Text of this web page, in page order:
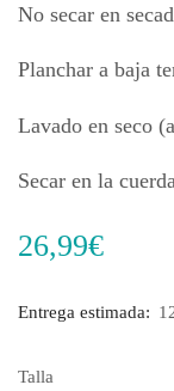
No secar en
Planchar a baja
Lavado en seco
Secar en la
26,99€
Entrega estimada:
Talla